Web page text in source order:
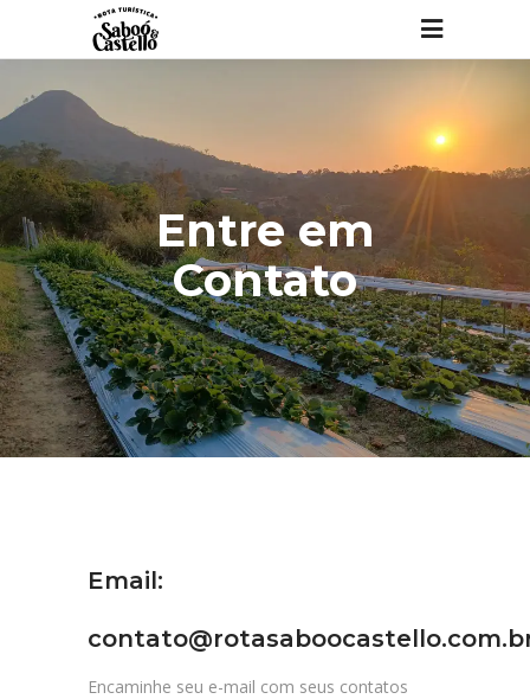
Entre em
Contato
Email:
Encaminhe seu e-mail com seus contatos